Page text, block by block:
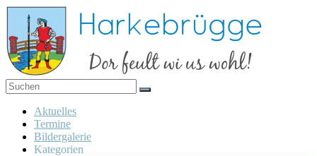
Zum
Inhalt
springen
Harkebrügge
Dor
feult
wi us
wohl!
Menü
Aktuelles
Termine
Bildergalerie
Kategorien